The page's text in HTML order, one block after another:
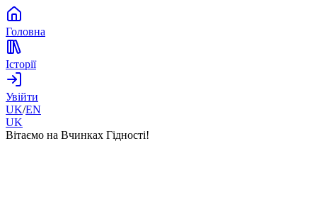
Головна
Історії
Увійти
UK/EN
UK
Вітаємо на Вчинках Гідності!